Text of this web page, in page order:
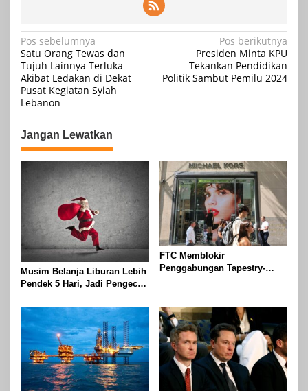
Navigasi
pos
Pos sebelumnya
Satu Orang Tewas dan
Tujuh Lainnya Terluka
Akibat Ledakan di Dekat
Pusat Kegiatan Syiah
Lebanon
Pos berikutnya
Presiden Minta KPU
Tekankan Pendidikan
Politik Sambut Pemilu 2024
Jangan Lewatkan
Musim Belanja Liburan Lebih
Pendek 5 Hari, Jadi Pengecer
Tahun 2024
FTC Memblokir
Penggabungan Tapestry-
Mengatakan Itu ‘Pro-
Konsumen’